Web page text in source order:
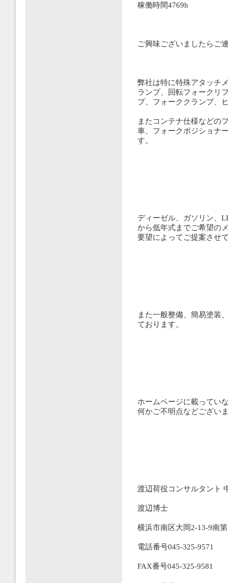
稼働時間4769h
ご興味ございましたらご
弊社は特に特殊アタッチ
ランプ、回転フォークリ
プ、フォーククランプ、
またコンテナ仕様などの
車、フォークポジショナ
す。
ディーゼル、ガソリン、
から低年式までご希望の
要望によってご提案させ
また一般整備、簡易塗装
ております。
ホームページに載ってい
何かご不明点などござい
渡辺荷役コンサルタント
渡辺博士
横浜市南区大岡2-13-9南
電話番号045-325-9571
FAX番号045-325-9581